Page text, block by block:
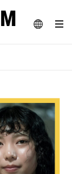
JA
マガジン